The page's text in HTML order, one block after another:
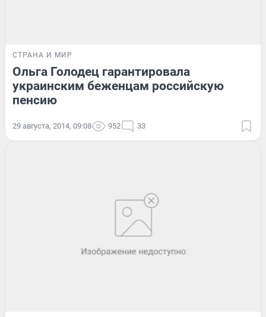
СТРАНА И МИР
Ольга Голодец гарантировала
украинским беженцам российскую
пенсию
29 августа, 2014, 09:08 952 33